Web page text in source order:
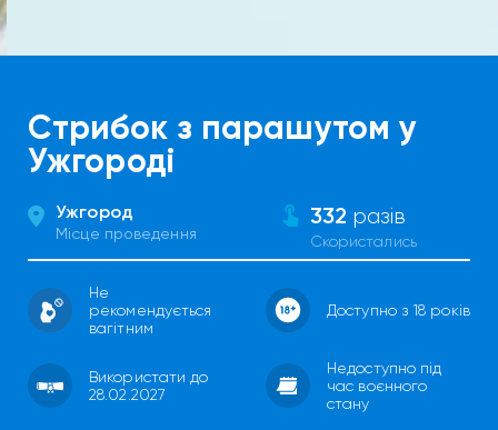
Стрибок з парашутом у
Ужгороді
Ужгород
Місце проведення
332 разів
Скористались
Не
рекомендується
вагітним
Доступно з 18 років
Використати до
28.02.2027
Недоступно під
час воєнного
стану